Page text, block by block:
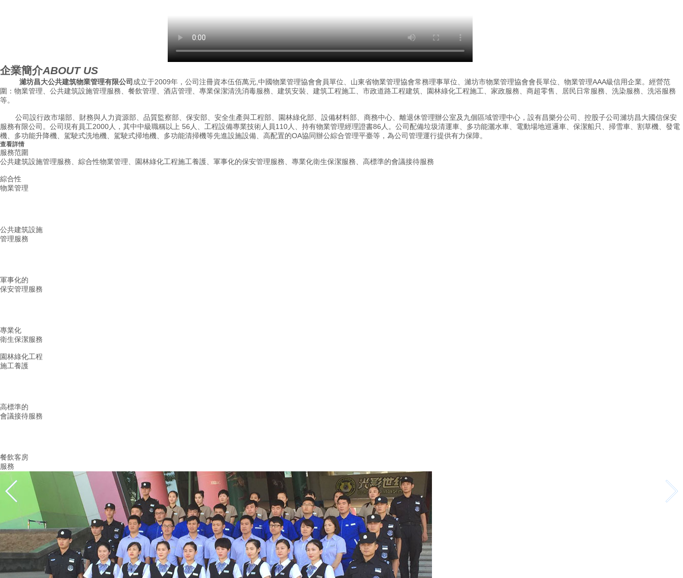
企業簡介ABOUT US
濰坊昌大公共建筑物業管理有限公司 成立于2009年，公司注冊資本伍佰萬元,中國物業管理協會會員單位、山東省物業管理協會常務理事單位、濰坊市物業管理協會會長單位、物業管理AAA級信用企業。經營范
圍：物業管理、公共建筑設施管理服務、餐飲管理、酒店管理、專業保潔清洗消毒服務、建筑安裝、建筑工程施工、市政道路工程建筑、園林綠化工程施工、家政服務、商超零售、居民日常服務、洗染服務、洗浴服務
等。
公司設行政市場部、財務與人力資源部、品質監察部、保安部、安全生產與工程部、園林綠化部、設備材料部、商務中心、離退休管理辦公室及九個區域管理中心，設有昌樂分公司、控股子公司濰坊昌大國信保安
服務有限公司。公司現有員工2000人，其中中級職稱以上 56人、工程設備專業技術人員110人、持有物業管理經理證書86人。公司配備垃圾清運車、多功能灑水車、電動場地巡邏車、保潔船只、掃雪車、割草機、發電
機、多功能升降機、駕駛式洗地機、駕駛式掃地機、多功能清掃機等先進設施設備、高配置的OA協同辦公綜合管理平臺等，為公司管理運行提供有力保障。
查看詳情
服務范圍
公共建筑設施管理服務、綜合性物業管理、園林綠化工程施工養護、軍事化的保安管理服務、專業化衛生保潔服務、高標準的會議接待服務
綜合性
物業管理
公共建筑設施
管理服務
軍事化的
保安管理服務
專業化
衛生保潔服務
園林綠化工程
施工養護
高標準的
會議接待服務
餐飲客房
服務